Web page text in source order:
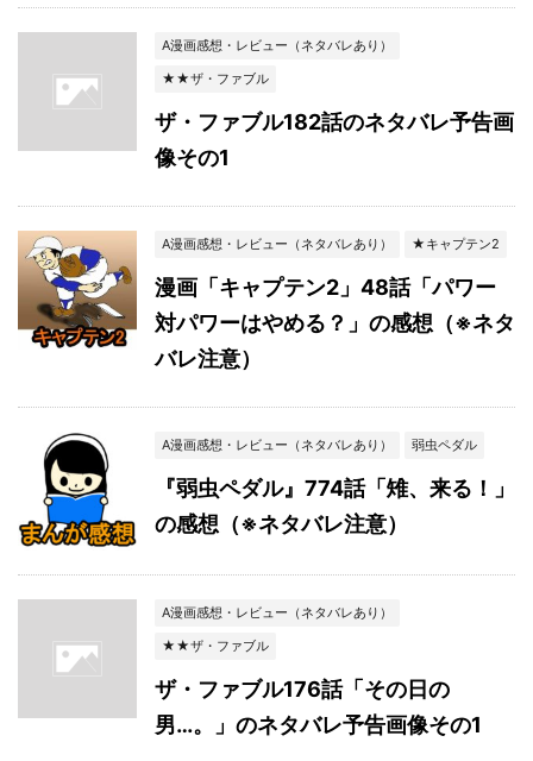
A漫画感想・レビュー（ネタバレあり）
★★ザ・ファブル
ザ・ファブル182話のネタバレ予告画
像その1
A漫画感想・レビュー（ネタバレあり） ★キャプテン2
漫画「キャプテン2」48話「パワー
対パワーはやめる？」の感想（※ネタ
バレ注意）
A漫画感想・レビュー（ネタバレあり） 弱虫ペダル
『弱虫ペダル』774話「雉、来る！」
の感想（※ネタバレ注意）
A漫画感想・レビュー（ネタバレあり）
★★ザ・ファブル
ザ・ファブル176話「その日の
男…。」のネタバレ予告画像その1